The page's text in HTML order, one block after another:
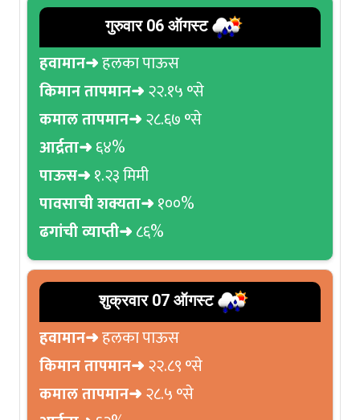
गुरुवार 06 ऑगस्ट
हवामान➜हलका पाऊस
किमान तापमान➜२२.१५ °से
कमाल तापमान➜२८.६७ °से
आर्द्रता➜६४%
पाऊस➜१.२३ मिमी
पावसाची शक्यता➜१००%
ढगांची व्याप्ती➜८६%
शुक्रवार 07 ऑगस्ट
हवामान➜हलका पाऊस
किमान तापमान➜२२.८९ °से
कमाल तापमान➜२८.५ °से